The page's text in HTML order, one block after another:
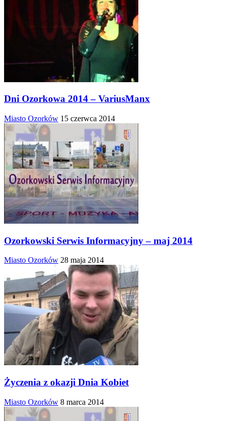
Dni Ozorkowa 2014 – VariusManx
Miasto Ozorków 15 czerwca 2014
Ozorkowski Serwis Informacyjny – maj 2014
Miasto Ozorków 28 maja 2014
Życzenia z okazji Dnia Kobiet
Miasto Ozorków 8 marca 2014